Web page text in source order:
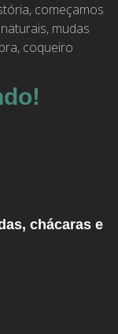
começamos
mudas
coqueiro
chácaras e